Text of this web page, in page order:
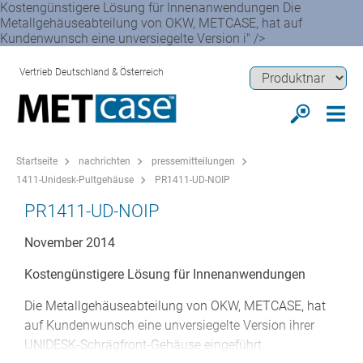
Kostengünstigere Lösung für Innenanwendungen Die
Metallgehäuseabteilung von OKW, METCASE, hat auf
Kundenwunsch eine unversiegelte Version i" />
Vertrieb Deutschland & Österreich
Startseite nachrichten
pressemitteilungen
1411-Unidesk-Pultgehäuse
PR1411-UD-NOIP
PR1411-UD-NOIP
November 2014
Kostengünstigere Lösung für Innenanwendungen
Die Metallgehäuseabteilung von OKW, METCASE, hat
auf Kundenwunsch eine unversiegelte Version ihrer
UNIDESK-Schrägfront-Gehäuse eingeführt.